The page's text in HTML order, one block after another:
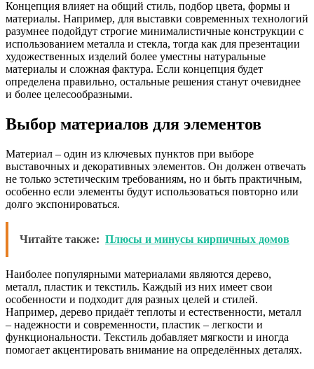
Концепция влияет на общий стиль, подбор цвета, формы и
материалы. Например, для выставки современных технологий
разумнее подойдут строгие минималистичные конструкции с
использованием металла и стекла, тогда как для презентации
художественных изделий более уместны натуральные
материалы и сложная фактура. Если концепция будет
определена правильно, остальные решения станут очевиднее
и более целесообразными.
Выбор материалов для элементов
Материал – один из ключевых пунктов при выборе
выставочных и декоративных элементов. Он должен отвечать
не только эстетическим требованиям, но и быть практичным,
особенно если элементы будут использоваться повторно или
долго экспонироваться.
Читайте также: Плюсы и минусы кирпичных домов
Наиболее популярными материалами являются дерево,
металл, пластик и текстиль. Каждый из них имеет свои
особенности и подходит для разных целей и стилей.
Например, дерево придаёт теплоты и естественности, металл
– надежности и современности, пластик – легкости и
функциональности. Текстиль добавляет мягкости и иногда
помогает акцентировать внимание на определённых деталях.